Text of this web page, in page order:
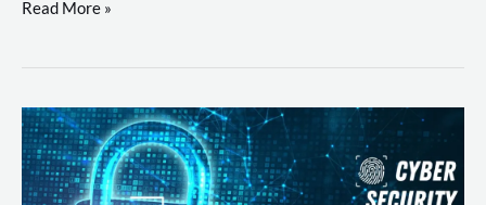
DevSecOps
Prática:
Desenvolvimento,
Segurança
e
Read More »